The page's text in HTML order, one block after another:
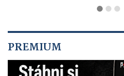
PREMIUM